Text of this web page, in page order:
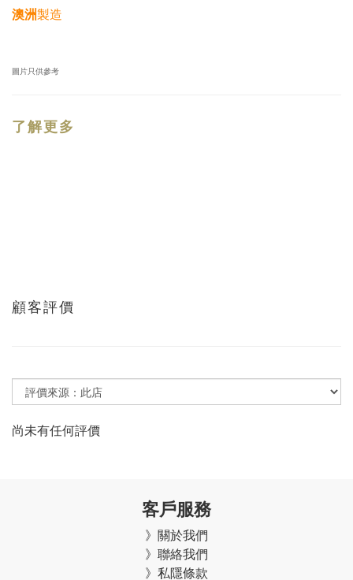
澳洲製造
圖片只供參考
了解更多
顧客評價
尚未有任何評價
客戶服務
》關於我們
》聯絡我們
》私隱條款